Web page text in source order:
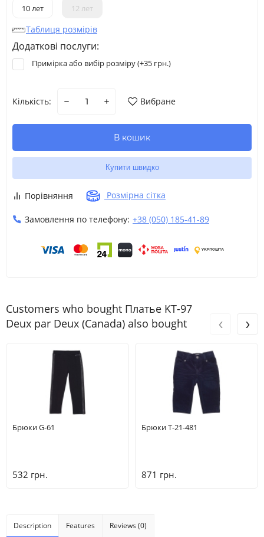
10 лет 12 лет
Таблиця розмірів
Додаткові послуги:
Примірка або вибір розміру (+35 грн.)
Кількість: Вибране
В кошик
Купити швидко
Порівняння Розмірна сітка
Замовлення по телефону: +38 (050) 185-41-89
Customers who bought Платье KT-97
Deux par Deux (Canada) also bought
Брюки G-61
532 грн.
Брюки T-21-481
871 грн.
‹ ›
Description Features Reviews (0)